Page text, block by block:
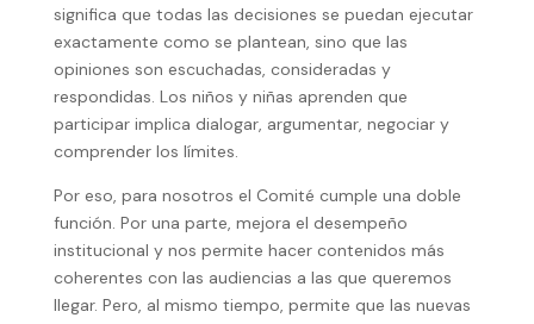
significa que todas las decisiones se puedan ejecutar
exactamente como se plantean, sino que las
opiniones son escuchadas, consideradas y
respondidas. Los niños y niñas aprenden que
participar implica dialogar, argumentar, negociar y
comprender los límites.
Por eso, para nosotros el Comité cumple una doble
función. Por una parte, mejora el desempeño
institucional y nos permite hacer contenidos más
coherentes con las audiencias a las que queremos
llegar. Pero, al mismo tiempo, permite que las nuevas